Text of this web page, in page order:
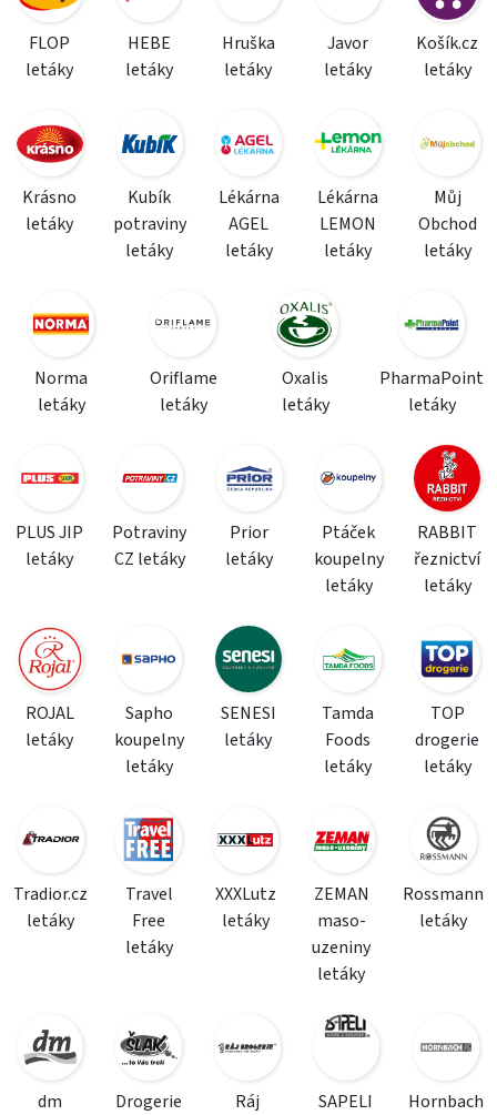
FLOP
letáky
HEBE
letáky
Hruška
letáky
Javor
letáky
Košík.cz
letáky
Krásno
letáky
Kubík
potraviny
letáky
Lékárna
AGEL
letáky
Lékárna
LEMON
letáky
Můj
Obchod
letáky
Norma
letáky
Oriflame
letáky
Oxalis
letáky
PharmaPoint
letáky
PLUS JIP
letáky
Potraviny
CZ letáky
Prior
letáky
Ptáček
koupelny
letáky
RABBIT
řeznictví
letáky
ROJAL
letáky
Sapho
koupelny
letáky
SENESI
letáky
Tamda
Foods
letáky
TOP
drogerie
letáky
Tradior.cz
letáky
Travel
Free
letáky
XXXLutz
letáky
ZEMAN
maso-
uzeniny
letáky
Rossmann
letáky
dm
Drogerie
Ráj
SAPELI
Hornbach